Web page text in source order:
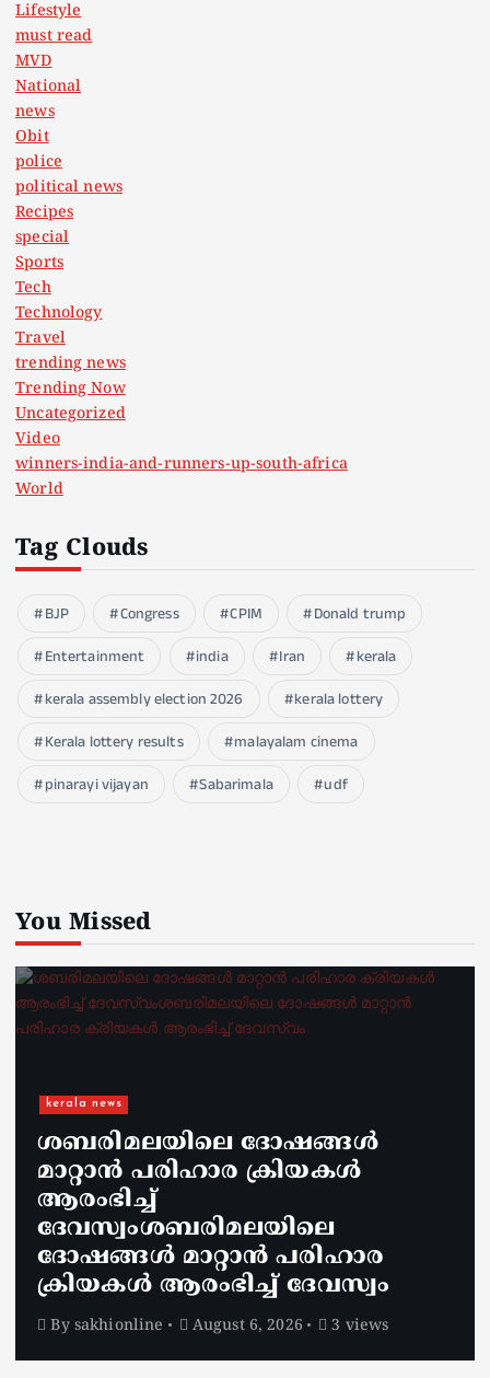
Lifestyle
must read
MVD
National
news
Obit
police
political news
Recipes
special
Sports
Tech
Technology
Travel
trending news
Trending Now
Uncategorized
Video
winners-india-and-runners-up-south-africa
World
Tag Clouds
BJP Congress CPIM
Donald trump
Entertainment
india Iran
kerala
kerala assembly election 2026
kerala lottery
Kerala lottery results
malayalam cinema
pinarayi vijayan
Sabarimala udf
You Missed
kerala news
ശബരിമലയിലെ ദോഷങ്ങൾ
മാറ്റാൻ പരിഹാര ക്രിയകൾ
ആരംഭിച്ച്
ദേവസ്വംശബരിമലയിലെ
ദോഷങ്ങൾ മാറ്റാൻ പരിഹാര
ക്രിയകൾ ആരംഭിച്ച് ദേവസ്വം
By sakhionline August 6, 2026 3 views